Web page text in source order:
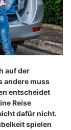
auf der
andere muss
entscheidet
Reise
dafür nicht.
spielen